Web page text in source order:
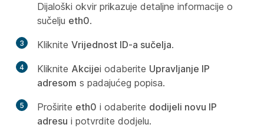
Dijaloški okvir prikazuje detaljne informacije o
sučelju eth0.
3 Kliknite Vrijednost ID-a sučelja.
4 Kliknite Akcijei odaberite Upravljanje IP
adresom s padajućeg popisa.
5 Proširite eth0 i odaberite dodijeli novu IP
adresu i potvrdite dodjelu.